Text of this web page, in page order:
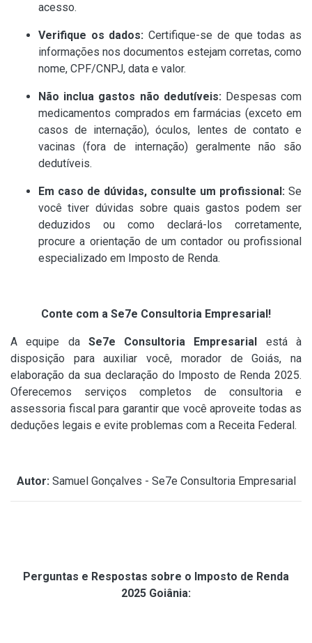
acesso.
Verifique os dados: Certifique-se de que todas as
informações nos documentos estejam corretas, como
nome, CPF/CNPJ, data e valor.
Não inclua gastos não dedutíveis: Despesas com
medicamentos comprados em farmácias (exceto em
casos de internação), óculos, lentes de contato e
vacinas (fora de internação) geralmente não são
dedutíveis.
Em caso de dúvidas, consulte um profissional: Se
você tiver dúvidas sobre quais gastos podem ser
deduzidos ou como declará-los corretamente,
procure a orientação de um contador ou profissional
especializado em Imposto de Renda.
Conte com a Se7e Consultoria Empresarial!
A equipe da Se7e Consultoria Empresarial
está à
disposição para auxiliar você, morador de Goiás, na
elaboração da sua declaração do Imposto de Renda 2025.
Oferecemos serviços completos de consultoria e
assessoria fiscal para garantir que você aproveite todas as
deduções legais e evite problemas com a Receita Federal.
Autor: Samuel Gonçalves - Se7e Consultoria Empresarial
Perguntas e Respostas sobre o Imposto de Renda
2025 Goiânia: